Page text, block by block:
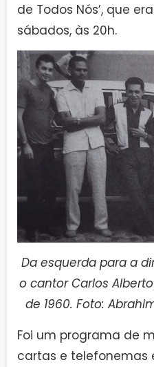
de Todos Nós’, que
sábados, às 20h.
Da esquerda para a
o cantor Carlos
de 1960. Foto:
Foi um programa de
cartas e telefonemas